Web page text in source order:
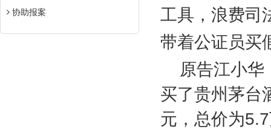
协助报案
工具，浪费司
带着公证员买
原告江小华
买了贵州茅台
元，总价为5.7